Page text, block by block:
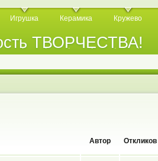
ТВОРЧЕСТВА!
Игрушка Керамика Кружево
. . . . . .
Автор Откликов